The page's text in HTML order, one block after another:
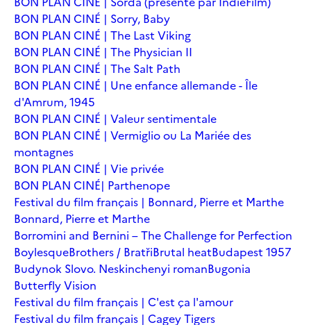
BON PLAN CINÉ | Sorry, Baby
BON PLAN CINÉ | The Last Viking
BON PLAN CINÉ | The Physician II
BON PLAN CINÉ | The Salt Path
BON PLAN CINÉ | Une enfance allemande - Île
d'Amrum, 1945
BON PLAN CINÉ | Valeur sentimentale
BON PLAN CINÉ | Vermiglio ou La Mariée des
montagnes
BON PLAN CINÉ | Vie privée
BON PLAN CINÉ| Parthenope
Festival du film français | Bonnard, Pierre et Marthe
Bonnard, Pierre et Marthe
Borromini and Bernini – The Challenge for Perfection
BoylesqueBrothers / BratřiBrutal heatBudapest 1957
Budynok Slovo. Neskinchenyi romanBugonia
Butterfly Vision
Festival du film français | C'est ça l'amour
Festival du film français | Cagey Tigers